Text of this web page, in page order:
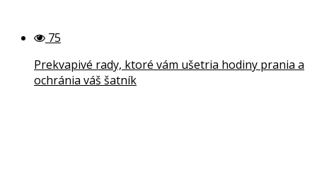
75
Prekvapivé rady, ktoré vám ušetria hodiny prania a
ochránia váš šatník